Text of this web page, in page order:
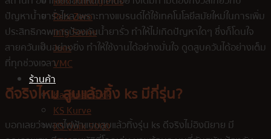
Relx Zero
Infy Series
Jues
VMC
ร้านค้า
Kardinal Stick
KS Kurve
KS Quik 5000
ปัญหาน้ำยารั่วไหล เพราะทางแบรนด์ได้ใช้เทคโนโลยีสมัยใหม่ในการเพิ่ม
ประสิทธิภาพการป้องกันน้ำยารั่ว ทำให้ไม่เกิดปัญหาใดๆ ซึ่งก็โดนใจ
สายควันเป็นอย่างยิ่ง ทำให้ใช้งานได้อย่างมั่นใจ ดูดสูบควันได้อย่างเต็ม
ที่ทุกช่วงเวลา
ดีจริงไหมสูบแล้วทิ้ง ks มีกี่รุ่น?
บอกเลยว่าพอตไฟฟ้าแบบสูบแล้วทิ้งรุ่น ks ดีจริงไม่อิงนิยาย มี